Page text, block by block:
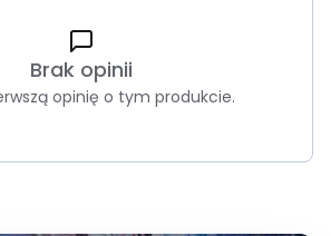
Brak opinii
opinię o tym produkcie.